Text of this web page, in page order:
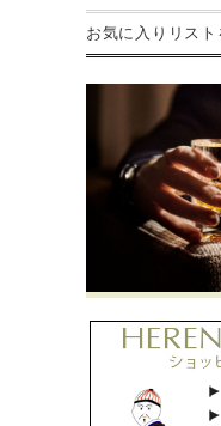
お気に入りリスト